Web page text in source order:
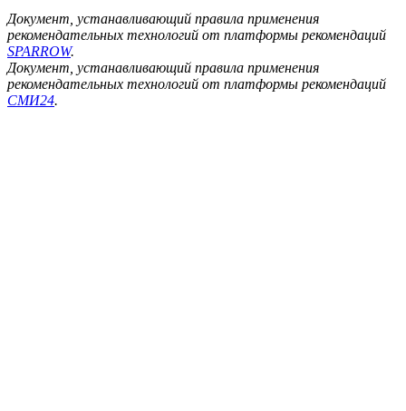
Документ, устанавливающий правила применения
рекомендательных технологий от платформы рекомендаций
SPARROW.
Документ, устанавливающий правила применения
рекомендательных технологий от платформы рекомендаций
СМИ24.